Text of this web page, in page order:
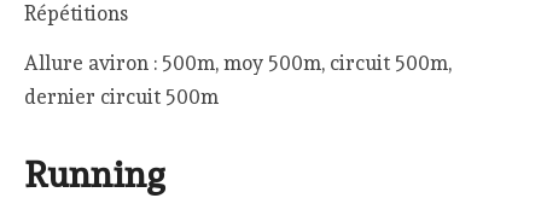
Répétitions
Allure aviron : 500m, moy 500m, circuit 500m,
dernier circuit 500m
Running